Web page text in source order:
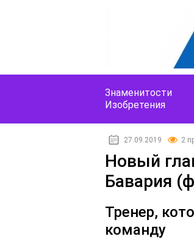
Знаменитости
Изобретения
27.09.2019 2
Новый
Бавария
Тренер,
команду